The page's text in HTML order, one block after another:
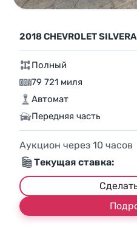
2018 CHEVROLET
Полный
79 721 миля
Автомат
Передняя часть
Аукцион через 10 часов
Текущая ставка: